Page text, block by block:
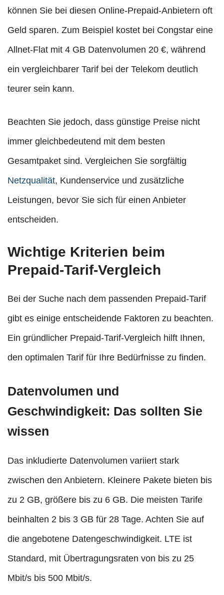
können Sie bei diesen Online-Prepaid-Anbietern oft
Geld sparen. Zum Beispiel kostet bei Congstar eine
Allnet-Flat mit 4 GB Datenvolumen 20 €, während
ein vergleichbarer Tarif bei der Telekom deutlich
teurer sein kann.
Beachten Sie jedoch, dass günstige Preise nicht
immer gleichbedeutend mit dem besten
Gesamtpaket sind. Vergleichen Sie sorgfältig
Netzqualität, Kundenservice und zusätzliche
Leistungen, bevor Sie sich für einen Anbieter
entscheiden.
Wichtige Kriterien beim
Prepaid-Tarif-Vergleich
Bei der Suche nach dem passenden Prepaid-Tarif
gibt es einige entscheidende Faktoren zu beachten.
Ein gründlicher Prepaid-Tarif-Vergleich hilft Ihnen,
den optimalen Tarif für Ihre Bedürfnisse zu finden.
Datenvolumen und
Geschwindigkeit: Das sollten Sie
wissen
Das inkludierte Datenvolumen variiert stark
zwischen den Anbietern. Kleinere Pakete bieten bis
zu 2 GB, größere bis zu 6 GB. Die meisten Tarife
beinhalten 2 bis 3 GB für 28 Tage. Achten Sie auf
die angebotene Datengeschwindigkeit. LTE ist
Standard, mit Übertragungsraten von bis zu 25
Mbit/s bis 500 Mbit/s.